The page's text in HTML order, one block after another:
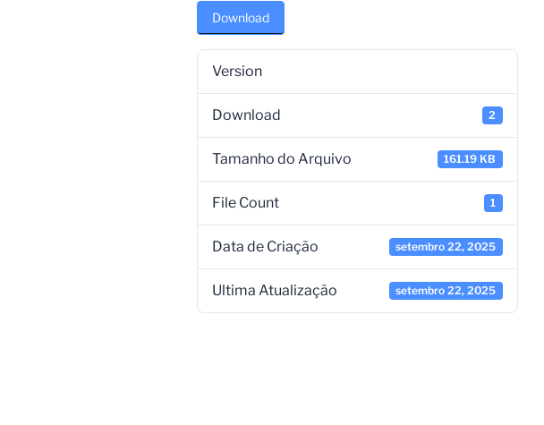
Download
Version
Download 2
Tamanho do Arquivo 161.19 KB
File Count 1
Data de Criação setembro 22, 2025
Ultima Atualização setembro 22, 2025